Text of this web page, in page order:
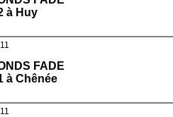
à Huy
FADE
à Chênée